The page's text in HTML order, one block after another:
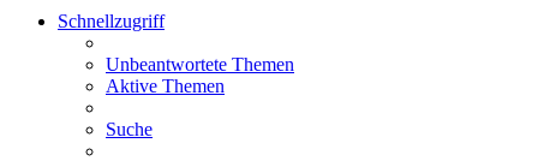
Schnellzugriff
Unbeantwortete Themen
Aktive Themen
Suche